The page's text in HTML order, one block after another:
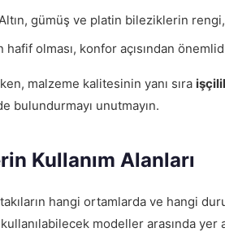
gümüş ve platin bileziklerin
hafif olması, konfor açısından
malzeme kalitesinin yanı sıra
bulundurmayı unutmayın.
Kullanım Alanları
takıların hangi ortamlarda ve
modeller arasında yer